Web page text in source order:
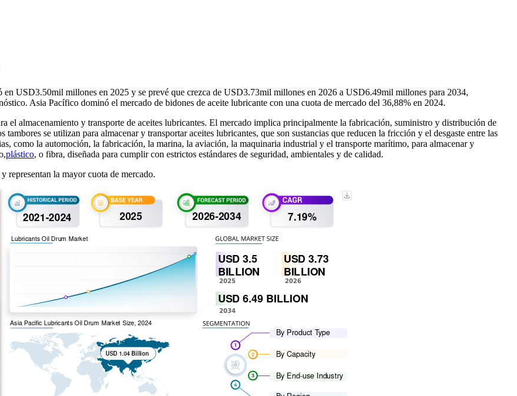
en USD3.50mil millones en 2025 y se prevé que crezca de USD3.73mil millones en 2026 a USD6.49mil millones para 2034,
Asia Pacífico dominó el mercado de bidones de aceite lubricante con una cuota de mercado del 36,88% en 2024.
el almacenamiento y transporte de aceites lubricantes. El mercado implica principalmente la fabricación, suministro y distribución de
se utilizan para almacenar y transportar aceites lubricantes, que son sustancias que reducen la fricción y el desgaste entre las
como la automoción, la fabricación, la marina, la aviación, la maquinaria industrial y el transporte marítimo, para almacenar y
plástico, o fibra, diseñada para cumplir con estrictos estándares de seguridad, ambientales y de calidad.
representan la mayor cuota de mercado.